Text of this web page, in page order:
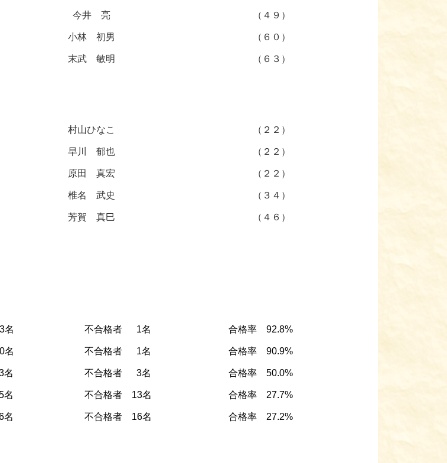
今井 亮 （４９）
小林 初男 （６０）
末武 敏明 （６３）
村山ひなこ （２２）
早川 郁也 （２２）
原田 真宏 （２２）
椎名 武史 （３４）
芳賀 真巳
（４６）
名 不合格者 1名 合格率 92.8%
名 不合格者 1名 合格率 90.9%
不合格者 3名 合格率 50.0%
不合格者 13名 合格率 27.7%
不合格者 16名
合格率 27.2%